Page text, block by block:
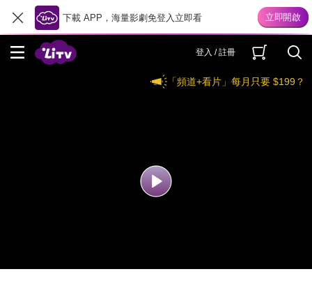
下載 APP，海量影劇免登入立即看
登入 / 註冊
「頻道+看片」每月只要 $199？